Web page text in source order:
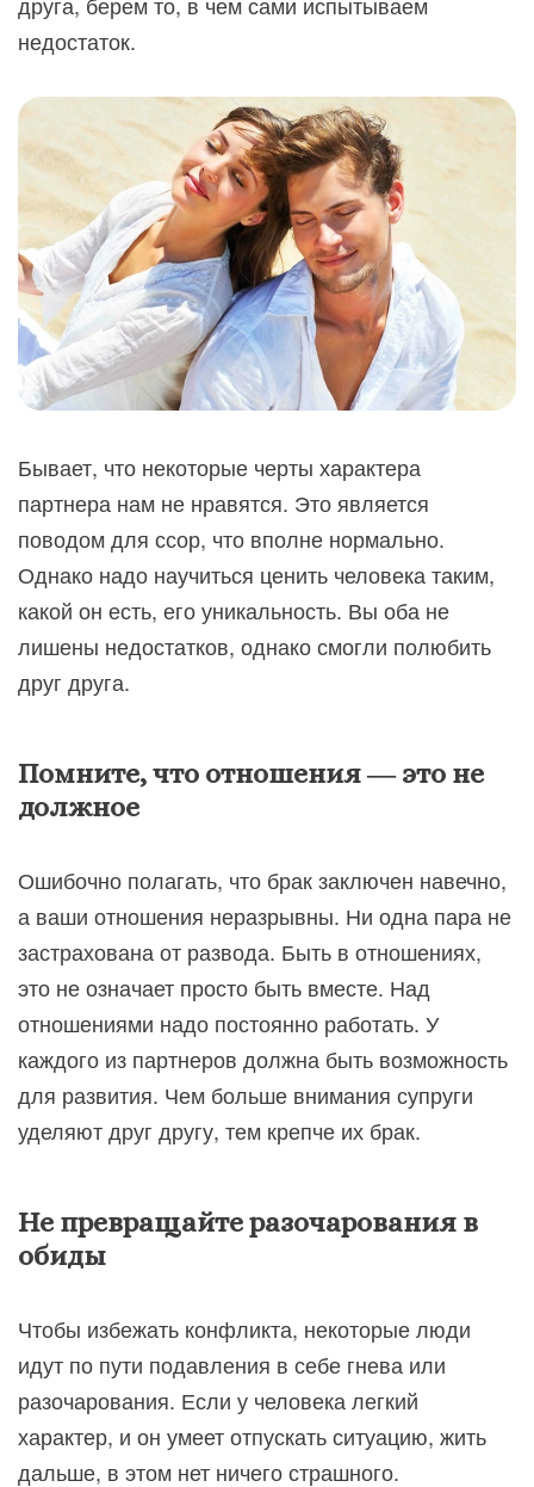
недостаток.
Бывает, что некоторые черты характера
партнера нам не нравятся. Это является
поводом для ссор, что вполне нормально.
Однако надо научиться ценить человека таким,
какой он есть, его уникальность. Вы оба не
лишены недостатков, однако смогли полюбить
друг друга.
Помните, что отношения ― это не
должное
Ошибочно полагать, что брак заключен навечно,
а ваши отношения неразрывны. Ни одна пара не
застрахована от развода. Быть в отношениях,
это не означает просто быть вместе. Над
отношениями надо постоянно работать. У
каждого из партнеров должна быть возможность
для развития. Чем больше внимания супруги
уделяют друг другу, тем крепче их брак.
Не превращайте разочарования в
обиды
Чтобы избежать конфликта, некоторые люди
идут по пути подавления в себе гнева или
разочарования. Если у человека легкий
характер, и он умеет отпускать ситуацию, жить
дальше, в этом нет ничего страшного.